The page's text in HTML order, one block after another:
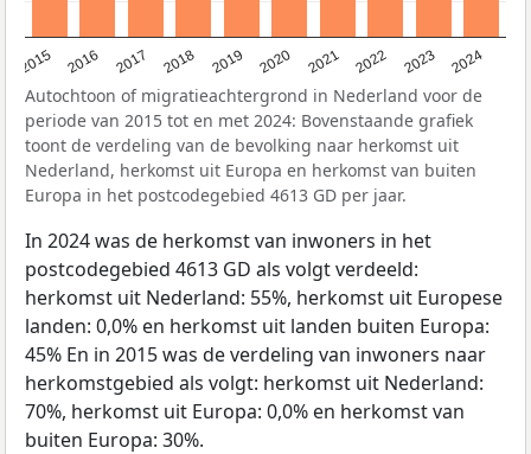
2015 2016 2017 2018 2019 2020 2021 2022 2023 2024
Autochtoon of migratieachtergrond in Nederland voor de
periode van 2015 tot en met 2024: Bovenstaande grafiek
toont de verdeling van de bevolking naar herkomst uit
Nederland, herkomst uit Europa en herkomst van buiten
Europa in het postcodegebied 4613 GD per jaar.
In 2024 was de herkomst van inwoners in het
postcodegebied 4613 GD als volgt verdeeld:
herkomst uit Nederland: 55%, herkomst uit Europese
landen: 0,0% en herkomst uit landen buiten Europa:
45% En in 2015 was de verdeling van inwoners naar
herkomstgebied als volgt: herkomst uit Nederland:
70%, herkomst uit Europa: 0,0% en herkomst van
buiten Europa: 30%.